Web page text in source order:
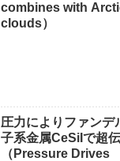
combines with
clouds）
圧力によりファンデ
子系金属CeSiIで超
（Pressure Drives